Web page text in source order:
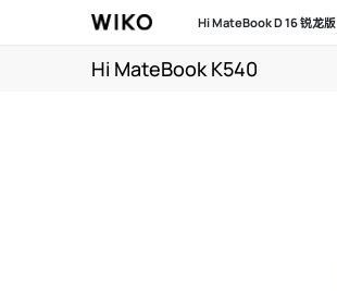
Hi MateBook D 16 锐龙版
Hi MateBook K540